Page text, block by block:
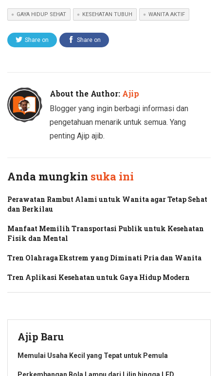
GAYA HIDUP SEHAT KESEHATAN TUBUH WANITA AKTIF
Share on Share on
About the Author: Ajip
Blogger yang ingin berbagi informasi dan
pengetahuan menarik untuk semua. Yang
penting Ajip ajib.
Anda mungkin suka ini
Perawatan Rambut Alami untuk Wanita agar Tetap Sehat
dan Berkilau
Manfaat Memilih Transportasi Publik untuk Kesehatan
Fisik dan Mental
Tren Olahraga Ekstrem yang Diminati Pria dan Wanita
Tren Aplikasi Kesehatan untuk Gaya Hidup Modern
Ajip Baru
Memulai Usaha Kecil yang Tepat untuk Pemula
Perkembangan Bola Lampu dari Lilin hingga LED